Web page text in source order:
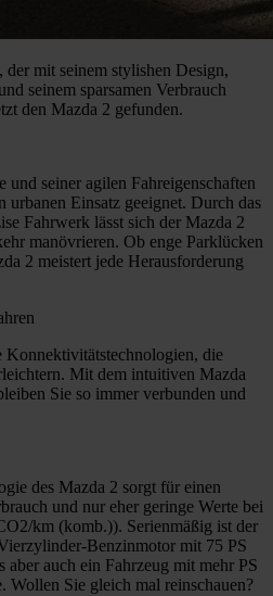
mit seinem stylishen Design,
seinem sparsamen Verbrauch
den Mazda 2 gefunden.
und seiner agilen Fahreigenschaften
urbanen Einsatz geeignet. Durch das
Fahrwerk lässt sich der Mazda 2
manövrieren. Ob enge Parklücken
2 meistert jede Herausforderung
Konnektivitätstechnologien, die
Mit dem intuitiven Mazda
Sie so immer verbunden und
des Mazda 2 sorgt für einen
und nur eher geringe Werte bei
km (komb.)). Serienmäßig ist der
Benzinmotor mit 75 PS
aber auch ein Fahrzeug mit mehr PS
Wollen Sie gleich mal reinschauen?